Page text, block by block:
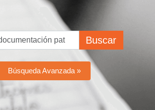
Buscar
Búsqueda Avanzada »